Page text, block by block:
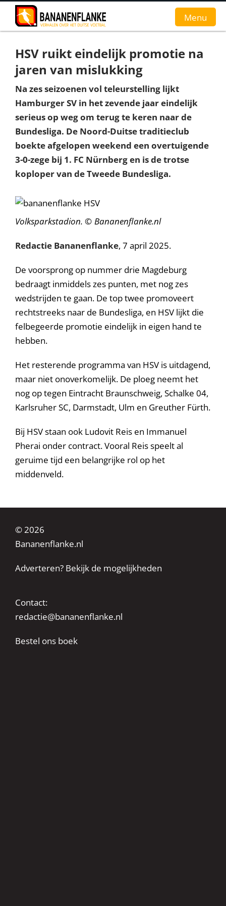
Home
Nieuws
Interviews
Groundhopverhalen
De fans
Achtergrond
Menu
HSV ruikt eindelijk promotie na
jaren van mislukking
Na zes seizoenen vol teleurstelling lijkt
Hamburger SV in het zevende jaar eindelijk
serieus op weg om terug te keren naar de
Bundesliga. De Noord-Duitse traditieclub
boekte afgelopen weekend een overtuigende
3-0-zege bij 1. FC Nürnberg en is de trotse
koploper van de Tweede Bundesliga.
Volksparkstadion. © Bananenflanke.nl
Redactie Bananenflanke, 7 april 2025.
De voorsprong op nummer drie Magdeburg
bedraagt inmiddels zes punten, met nog zes
wedstrijden te gaan. De top twee promoveert
rechtstreeks naar de Bundesliga, en HSV lijkt die
felbegeerde promotie eindelijk in eigen hand te
hebben.
Het resterende programma van HSV is uitdagend,
maar niet onoverkomelijk. De ploeg neemt het
nog op tegen Eintracht Braunschweig, Schalke 04,
Karlsruher SC, Darmstadt, Ulm en Greuther Fürth.
Bij HSV staan ook Ludovit Reis en Immanuel
Pherai onder contract. Vooral Reis speelt al
geruime tijd een belangrijke rol op het
middenveld.
© 2026
Bananenflanke.nl
Adverteren? Bekijk de mogelijkheden
Contact:
redactie@bananenflanke.nl
Bestel ons boek